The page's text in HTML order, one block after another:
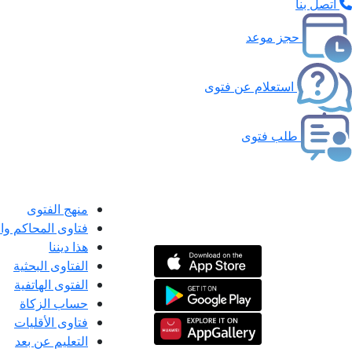
اتصل بنا
حجز موعد
استعلام عن فتوى
طلب فتوى
منهج الفتوى
فتاوى المحاكم
هذا ديننا
الفتاوى البحثية
الفتوى الهاتفية
حساب الزكاة
فتاوى الأقليات
التعليم عن بعد